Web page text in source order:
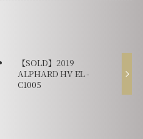
【SOLD】2019
ALPHARD HV EL -
C1005